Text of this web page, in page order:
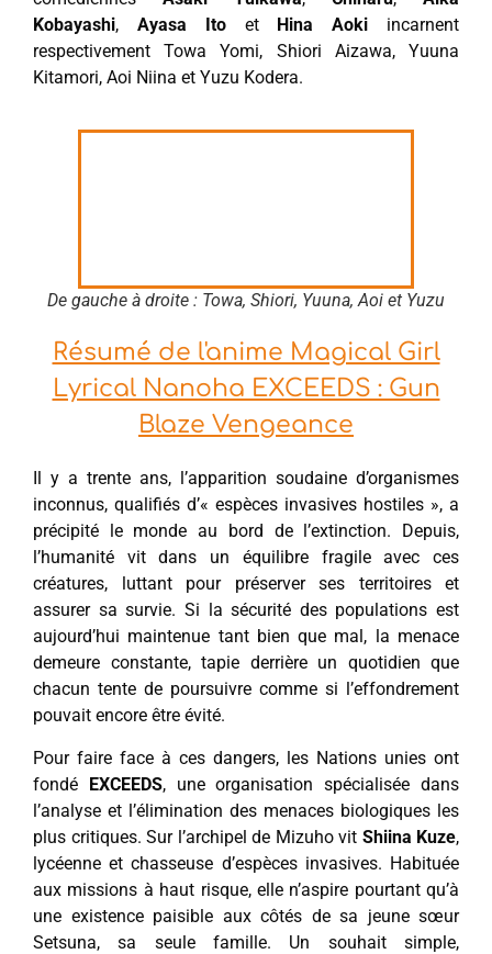
Kobayashi, Ayasa Itoet Hina Aoki incarnent
respectivement Towa Yomi, Shiori Aizawa, Yuuna
Kitamori, Aoi Niina et Yuzu Kodera.
De gauche à droite : Towa, Shiori, Yuuna, Aoi et Yuzu
Résumé de l'anime Magical Girl
Lyrical Nanoha EXCEEDS : Gun
Blaze Vengeance
Il y a trente ans, l’apparition soudaine d’organismes
inconnus, qualifiés d’« espèces invasives hostiles », a
précipité le monde au bord de l’extinction. Depuis,
l’humanité vit dans un équilibre fragile avec ces
créatures, luttant pour préserver ses territoires et
assurer sa survie. Si la sécurité des populations est
aujourd’hui maintenue tant bien que mal, la menace
demeure constante, tapie derrière un quotidien que
chacun tente de poursuivre comme si l’effondrement
pouvait encore être évité.
Pour faire face à ces dangers, les Nations unies ont
fondé EXCEEDS, une organisation spécialisée dans
l’analyse et l’élimination des menaces biologiques les
plus critiques. Sur l’archipel de Mizuho vit Shiina Kuze,
lycéenne et chasseuse d’espèces invasives. Habituée
aux missions à haut risque, elle n’aspire pourtant qu’à
une existence paisible aux côtés de sa jeune sœur
Setsuna, sa seule famille. Un souhait simple,